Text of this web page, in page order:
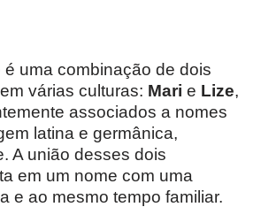
é uma combinação de dois
várias culturas: Mari e Lize,
associados a nomes
latina e germânica,
A união desses dois
em um nome com uma
e ao mesmo tempo familiar.